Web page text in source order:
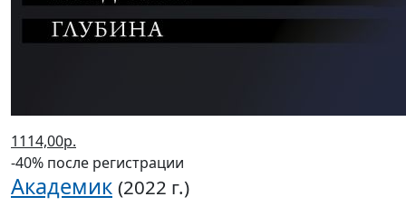
1114,00р.
-40% после регистрации
Академик (2022 г.)